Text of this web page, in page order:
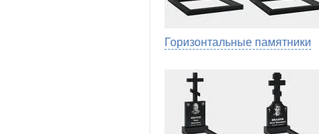
Горизонтальные памятники